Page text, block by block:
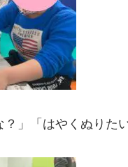
？」「はやくぬりた